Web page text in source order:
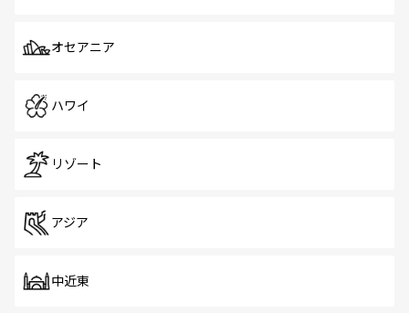
オセアニア
ハワイ
リゾート
アジア
中近東